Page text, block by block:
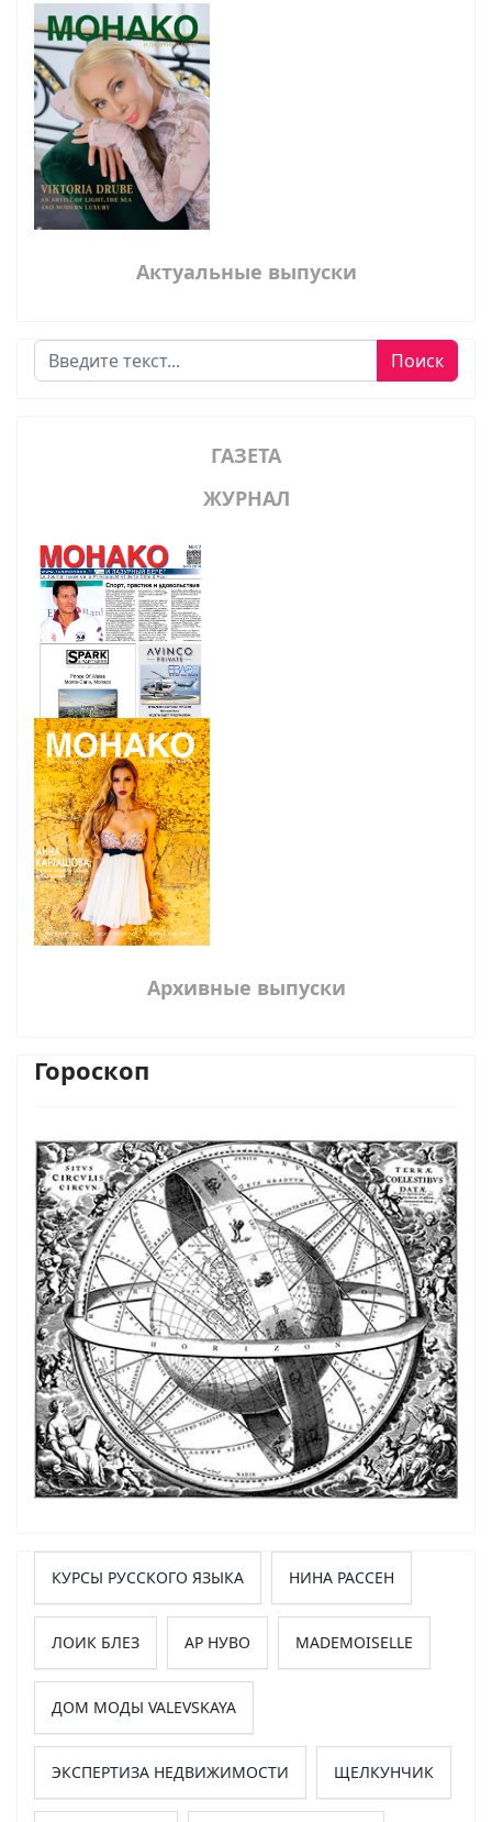
Актуальные выпуски
Поиск Поиск
ГАЗЕТА
ЖУРНАЛ
Архивные выпуски
Гороскоп
КУРСЫ РУССКОГО ЯЗЫКА НИНА РАССЕН
ЛОИК БЛЕЗ АР НУВО MADEMOISELLE
ДОМ МОДЫ VALEVSKAYA
ЭКСПЕРТИЗА НЕДВИЖИМОСТИ ЩЕЛКУНЧИК